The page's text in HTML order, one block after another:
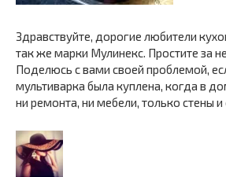
Здравствуйте, дорогие любители
так же марки Мулинекс. Простите за
Поделюсь с вами своей проблемой,
мультиварка была куплена, когда в
ни ремонта, ни мебели, только стены и